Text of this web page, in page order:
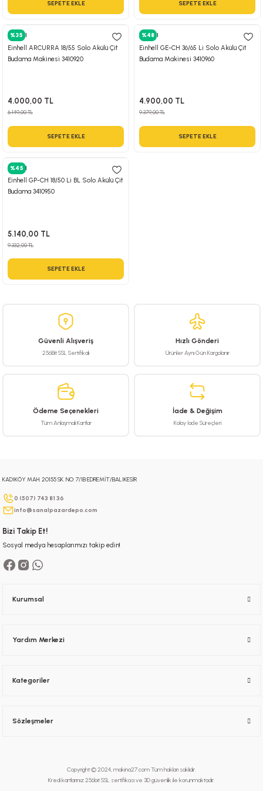
Sistemleri
Tabancası
Polisaj
SEPETE EKLE SEPETE EKLE
%35
Einhell
Einhell ARCURRA 18/55 Solo Akülü Çit
Budama Makinesi 3410920
4.000,00 TL
6.149,00 TL
SEPETE EKLE
%48
Einhell
Einhell GE-CH 36/65 Li Solo Akülü Çit
Budama Makinesi 3410960
4.900,00 TL
9.379,00 TL
SEPETE EKLE
%45
Einhell
Einhell GP-CH 18/50 Li BL Solo Akülü Çit
Budama 3410950
5.140,00 TL
9.332,00 TL
SEPETE EKLE
Güvenli Alışveriş
256Bit SSL Sertifikalı
Hızlı Gönderi
Ürünler Aynı Gün Kargolanır
Ödeme Seçenekleri
Tüm Anlaşmalı Kartlar
İade & Değişim
Kolay İade Süreçleri
KADIKÖY MAH. 20155 SK. NO: 7/1B EDREMİT/BALIKESİR
0 (507) 743 81 36
info@sanalpazardepo.com
Bizi Takip Et!
Sosyal medya hesaplarımızı takip edin!
Kurumsal
Yardım Merkezi
Kategoriler
Sözleşmeler
Copyright © 2024, makina27.com Tüm hakları saklıdır.
Kredi kartlarınız 256bit SSL sertifikası ve 3D güvenlik ile korunmaktadır.